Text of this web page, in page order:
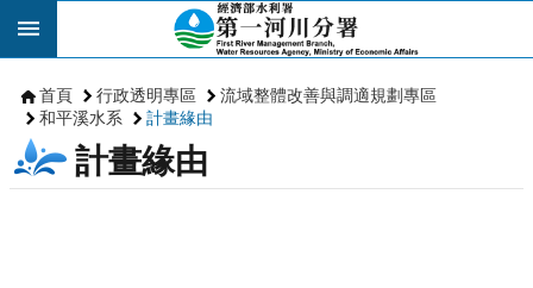
跳到主要內容區塊
首頁 行政透明專區
流域整體改善與調適規劃專區
和平溪水系
計畫緣由
計畫緣由